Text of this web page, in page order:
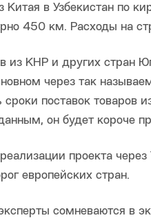
Китая в Узбекистан по
450 км. Расходы на
из КНР и других стран
через так
сроки поставок
он будет короче
проекта
европейских стран.
сомневаются в